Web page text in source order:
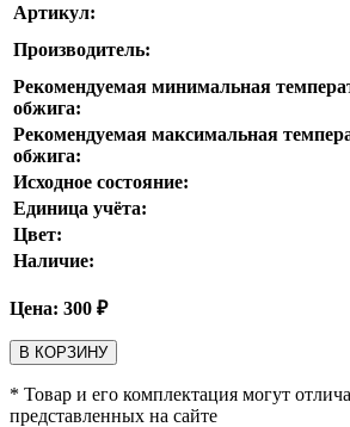
Артикул:
Производитель:
Рекомендуемая минимальная
обжига:
Рекомендуемая максимальная
обжига:
Исходное состояние:
Единица учёта:
Цвет:
Наличие:
Цена: 300 ₽
В КОРЗИНУ
* Товар и его комплектация могут
представленных на сайте